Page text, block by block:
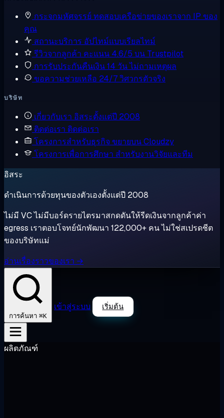
กระจกมหัศจรรย์ ทดสอบเครือข่ายของเราจาก IP ของ
คุณ
สถานะบริการ อัปไทม์แบบเรียลไทม์
รีวิวจากลูกค้า คะแนน 4.6/5 บน Trustpilot
การรับประกันคืนเงิน14 วัน ไม่ถามเหตุผล
ขอความช่วยเหลือ 24/7 วิศวกรตัวจริง
บริษัท
เกี่ยวกับเรา อิสระตั้งแต่ปี 2008
ติดต่อเรา ติดต่อเรา
โครงการสำหรับธุรกิจ ขยายบน Cloudzy
โครงการเพื่อการศึกษา สำหรับงานวิจัยและทีม
อิสระ
ดำเนินการด้วยทุนของตัวเองตั้งแต่ปี 2008
ไม่มี VC ไม่มีบอร์ดรายไตรมาสกดดันให้รีดเงินจากลูกค้าค่า
egress เราตอบโจทย์นักพัฒนา 122,000+ คน ไม่ใช่สเปรดชีต
ของบริษัทแม่
อ่านเรื่องราวของเรา →
การค้นหา ⌘K
เข้าสู่ระบบ เริ่มต้น
ผลิตภัณฑ์